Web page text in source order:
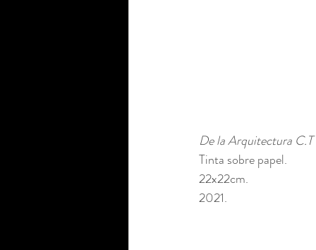
De la Arquitectura
Tinta sobre papel.
22x22cm.
2021.